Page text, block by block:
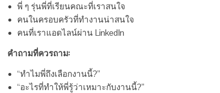
พี่ ๆ รุ่นพี่ที่เรียนคณะที่เราสนใจ
คนในครอบครัวที่ทำงานน่าสนใจ
คนที่เราแอดไลน์ผ่าน LinkedIn
คำถามที่ควรถาม:
“ทำไมพี่ถึงเลือกงานนี้?”
“อะไรที่ทำให้พี่รู้ว่าเหมาะกับงานนี้?”